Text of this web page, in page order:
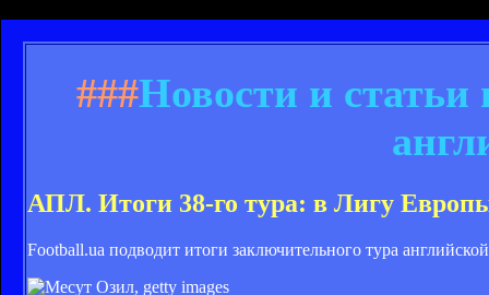
###Новости и
АПЛ. Итоги 38-го тура: в Лигу
Football.ua подводит итоги заключительного тура